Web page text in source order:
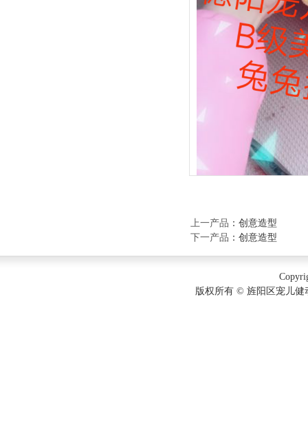
上一产品 ： 创意造型
下一产品 ： 创意造型
版权所有 © 旌阳区宠儿健